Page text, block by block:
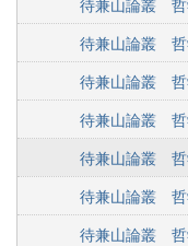
待兼山論叢 哲
待兼山論叢 哲
待兼山論叢 哲
待兼山論叢 哲
待兼山論叢 哲
待兼山論叢 哲
待兼山論叢 哲